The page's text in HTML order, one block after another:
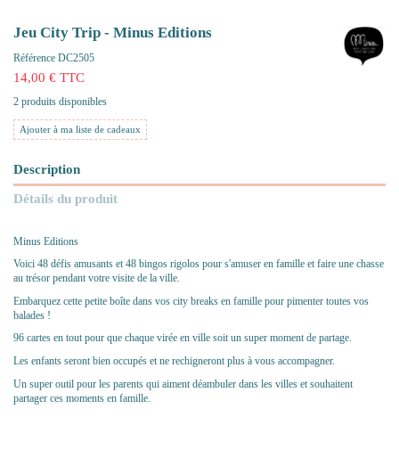
Jeu City Trip - Minus Editions
Référence DC2505
14,00 € TTC
2 produits disponibles
Ajouter à ma liste de cadeaux
Description
Détails du produit
Minus Editions
Voici 48 défis amusants et 48 bingos rigolos pour s'amuser en famille et faire une chasse
au trésor pendant votre visite de la ville.
Embarquez cette petite boîte dans vos city breaks en famille pour pimenter toutes vos
balades !
96 cartes en tout pour que chaque virée en ville soit un super moment de partage.
Les enfants seront bien occupés et ne rechigneront plus à vous accompagner.
Un super outil pour les parents qui aiment déambuler dans les villes et souhaitent
partager ces moments en famille.